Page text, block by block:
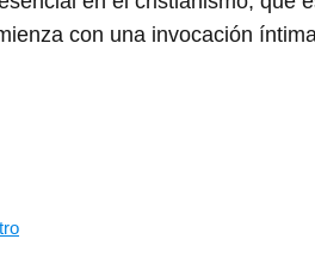
con una invocación